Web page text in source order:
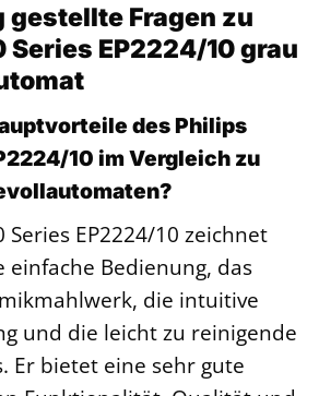
gestellte Fragen zu
EP2224/10 grau
des Philips
10 im Vergleich zu
Series EP2224/10 zeichnet
einfache Bedienung, das
die intuitive
und die leicht zu reinigende
Er bietet eine sehr gute